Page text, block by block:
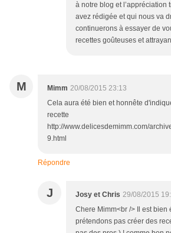
à notre blog et l’appréciation
avez rédigée et qui nous va
continuerons à essayer de
recettes goûteuses et
M Mimm 20/08/2015 23:13
Cela aura été bien et honnête
recette
http://www.delicesdemimm.com/
9.html
Répondre
J Josy et Chris 29/08/2015
Chere Mimm<br /> Il est bien
prétendons pas créer des